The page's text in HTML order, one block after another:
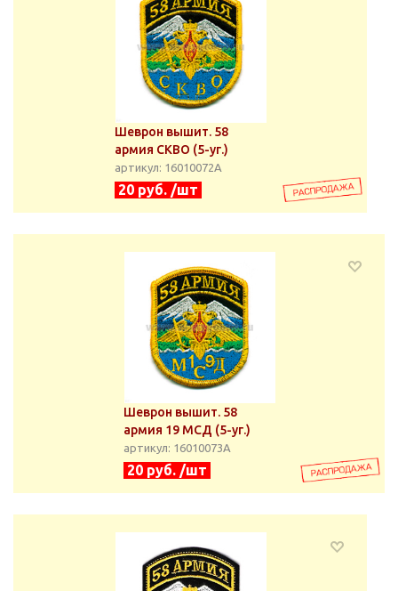
Шеврон вышит. 58
армия СКВО (5-уг.)
артикул: 16010072А
20 руб. /шт
Шеврон вышит. 58
армия 19 МСД (5-уг.)
артикул: 16010073А
20 руб. /шт